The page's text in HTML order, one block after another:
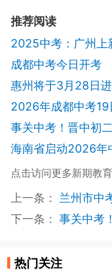
推荐阅读
2025中考：广州上
成都中考今日开考
惠州将于3月28日
2026年成都中考19
事关中考！晋中初
海南省启动2026年
点击访问更多新期教
上一条： 兰州市中
下一条： 事关中考
热门关注